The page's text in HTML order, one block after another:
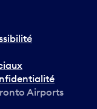
Airports